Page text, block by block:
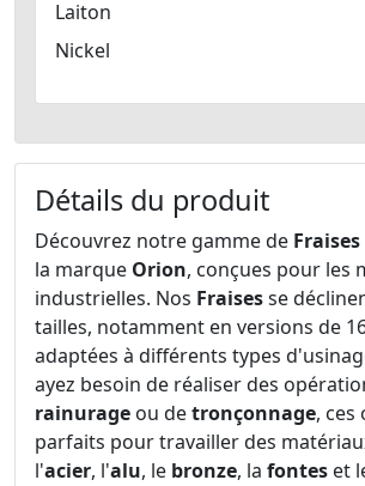
Laiton
Nickel
Détails du produit
Découvrez notre gamme de Fraises
la marque Orion, conçues pour les
industrielles. Nos Fraisesse
tailles, notamment en versions de
adaptées à différents types
ayez besoin de réaliser des
rainurage ou detronçonnage, ces
parfaits pour travailler des
l'acier, l'alu, le bronze, la fontes et